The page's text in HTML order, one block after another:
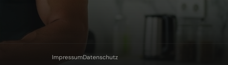
ImpressumDatenschutz